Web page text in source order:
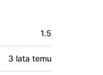
1.5
3 lata temu